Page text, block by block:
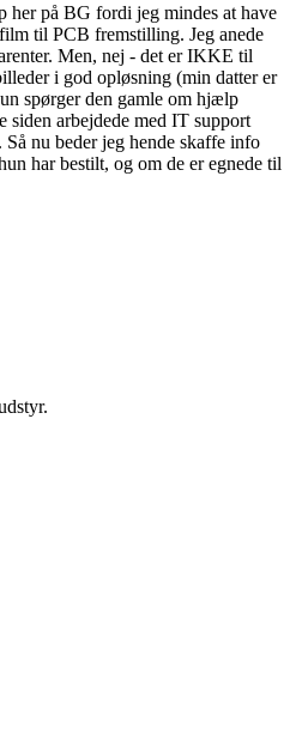
her på BG fordi jeg mindes at have
til PCB fremstilling. Jeg anede
Men, nej - det er IKKE til
i god opløsning (min datter er
spørger den gamle om hjælp
siden arbejdede med IT support
nu beder jeg hende skaffe info
har bestilt, og om de er egnede til